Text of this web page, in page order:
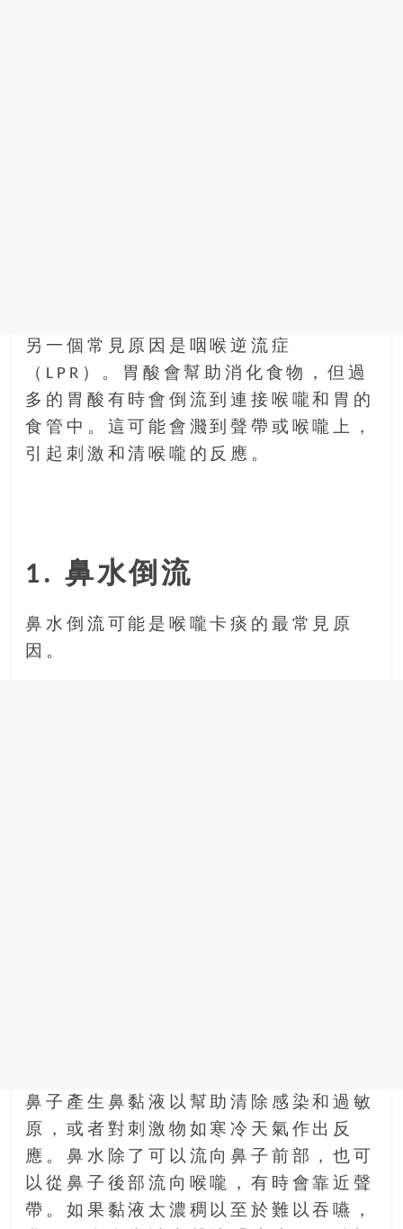
另一個常見原因是咽喉逆流症
（LPR）。胃酸會幫助消化食物，但過
多的胃酸有時會倒流到連接喉嚨和胃的
食管中。這可能會濺到聲帶或喉嚨上，
引起刺激和清喉嚨的反應。
1. 鼻水倒流
鼻水倒流可能是喉嚨卡痰的最常見原
因。
鼻子產生鼻黏液以幫助清除感染和過敏
原，或者對刺激物如寒冷天氣作出反
應。鼻水除了可以流向鼻子前部，也可
以從鼻子後部流向喉嚨，有時會靠近聲
帶。如果黏液太濃稠以至於難以吞嚥，